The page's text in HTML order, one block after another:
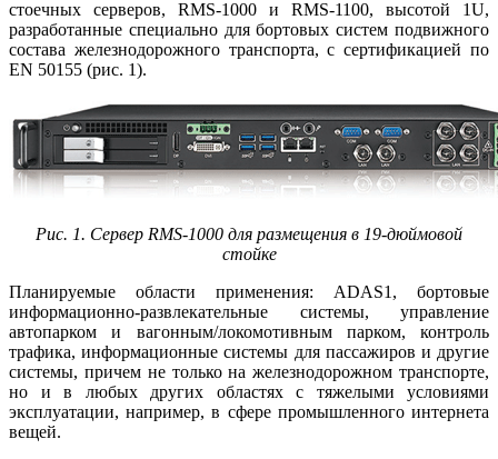
стоечных серверов, RMS‑1000 и RMS‑1100, высотой 1U,
разработанные специально для бортовых систем подвижного
состава железнодорожного транспорта, с сертификацией по
EN 50155 (рис. 1).
Рис. 1. Сервер RMS‑1000 для размещения в 19‑дюймовой
стойке
Планируемые области применения: ADAS1, бортовые
информационно-развлекательные системы, управление
автопарком и вагонным/локомотивным парком, контроль
трафика, информационные системы для пассажиров и другие
системы, причем не только на железнодорожном транспорте,
но и в любых других областях с тяжелыми условиями
эксплуатации, например, в сфере промышленного интернета
вещей.